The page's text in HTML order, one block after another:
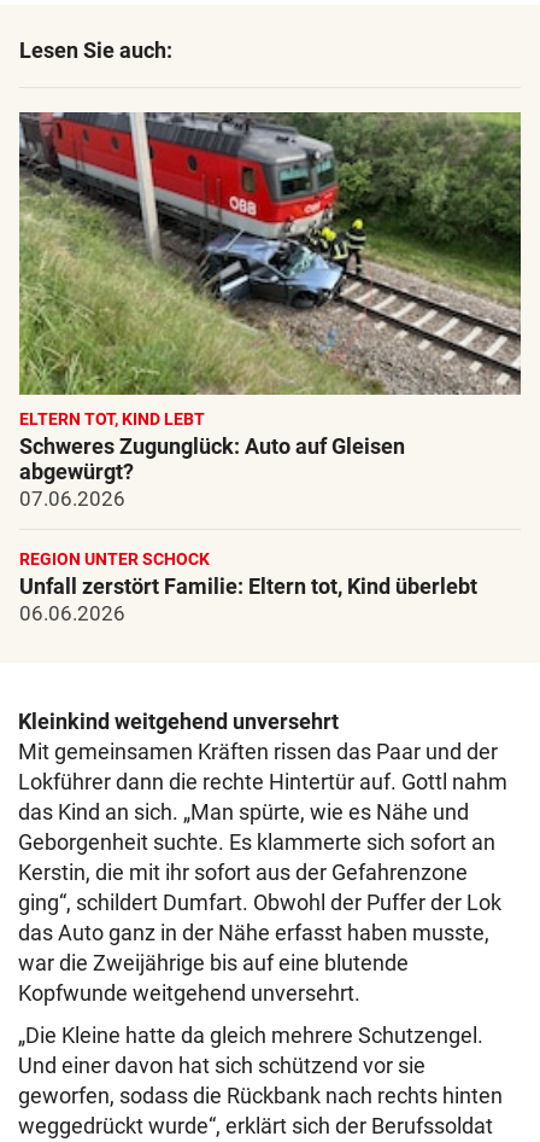
Lesen Sie auch:
ELTERN TOT, KIND LEBT
Schweres Zugunglück: Auto auf Gleisen
abgewürgt?
07.06.2026
REGION UNTER SCHOCK
Unfall zerstört Familie: Eltern tot, Kind überlebt
06.06.2026
Kleinkind weitgehend unversehrt
Mit gemeinsamen Kräften rissen das Paar und der
Lokführer dann die rechte Hintertür auf. Gottl nahm
das Kind an sich. „Man spürte, wie es Nähe und
Geborgenheit suchte. Es klammerte sich sofort an
Kerstin, die mit ihr sofort aus der Gefahrenzone
ging“, schildert Dumfart. Obwohl der Puffer der Lok
das Auto ganz in der Nähe erfasst haben musste,
war die Zweijährige bis auf eine blutende
Kopfwunde weitgehend unversehrt.
„Die Kleine hatte da gleich mehrere Schutzengel.
Und einer davon hat sich schützend vor sie
geworfen, sodass die Rückbank nach rechts hinten
weggedrückt wurde“, erklärt sich der Berufssoldat